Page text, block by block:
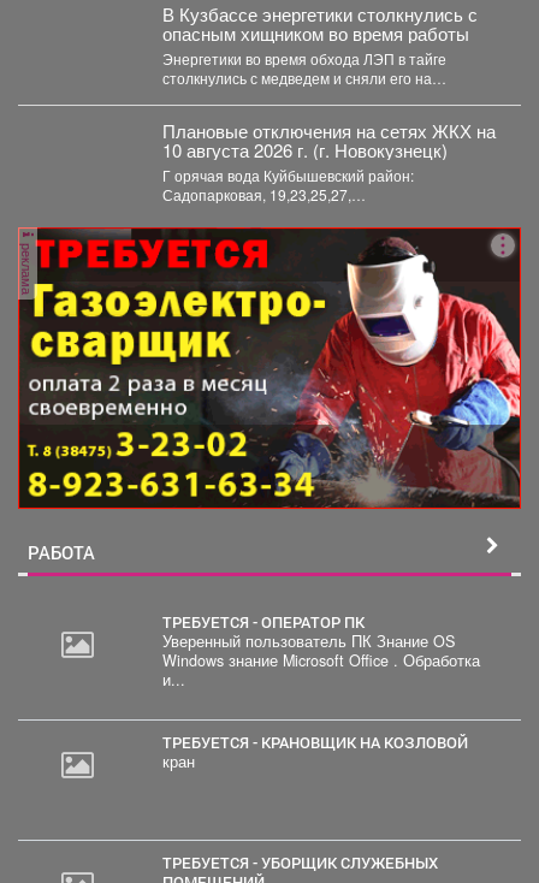
В Кузбассе энергетики столкнулись с
опасным хищником во время работы
Энергетики во время обхода ЛЭП в тайге
столкнулись с медведем и сняли его на
Плановые отключения на сетях ЖКХ на
10 августа 2026 г. (г. Новокузнецк)
Г орячая вода Куйбышевский район:
Садопарковая, 19,23,25,27,
32,32,47,49,51,53,55,63,65...
реклама
РАБОТА
ТРЕБУЕТСЯ - ОПЕРАТОР ПК
Уверенный пользователь ПК Знание OS
Windows знание Microsoft Office . Обработка
и...
ТРЕБУЕТСЯ - КРАНОВЩИК НА КОЗЛОВОЙ
кран
ТРЕБУЕТСЯ - УБОРЩИК СЛУЖЕБНЫХ